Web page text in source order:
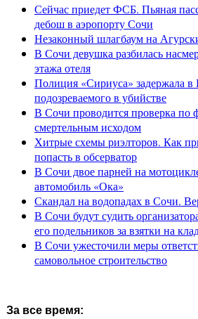
Сейчас приедет ФСБ. Пьяная
дебош в аэропорту Сочи
Незаконный шлагбаум на
В Сочи девушка разбилась
этажа отеля
Полиция «Сириуса» задержала
подозреваемого в убийстве
В Сочи проводится проверка по
смертельным исходом
Хитрые схемы риэлторов. Как
попасть в обсерватор
В Сочи двое парней на
автомобиль «Ока»
Скандал на водопадах в Сочи.
В Сочи будут судить
его подельников за взятки на
В Сочи ужесточили меры
самовольное строительство
За все время: